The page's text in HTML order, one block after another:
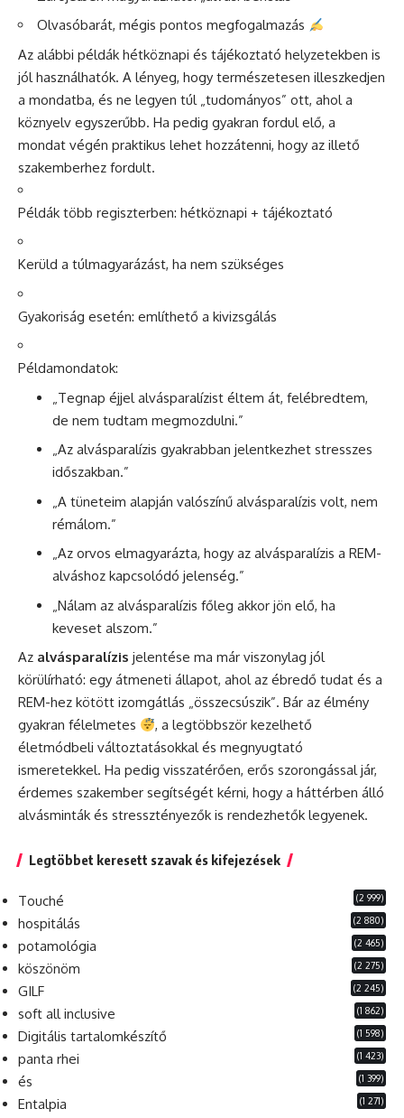
Olvasóbarát, mégis pontos megfogalmazás
Az alábbi példák hétköznapi és tájékoztató helyzetekben is
jól használhatók. A lényeg, hogy természetesen illeszkedjen
a mondatba, és ne legyen túl „tudományos” ott, ahol a
köznyelv egyszerűbb. Ha pedig gyakran fordul elő, a
mondat végén praktikus lehet hozzátenni, hogy az illető
szakemberhez fordult.
Példák több regiszterben: hétköznapi + tájékoztató
Kerüld a túlmagyarázást, ha nem szükséges
Gyakoriság esetén: említhető a kivizsgálás
Példamondatok:
„Tegnap éjjel alvásparalízist éltem át, felébredtem,
de nem tudtam megmozdulni.”
„Az alvásparalízis gyakrabban jelentkezhet stresszes
időszakban.”
„A tüneteim alapján valószínű alvásparalízis volt, nem
rémálom.”
„Az orvos elmagyarázta, hogy az alvásparalízis a REM-
alváshoz kapcsolódó jelenség.”
„Nálam az alvásparalízis főleg akkor jön elő, ha
keveset alszom.”
Az alvásparalízis jelentése ma már viszonylag jól
körülírható: egy átmeneti állapot, ahol az ébredő tudat és a
REM-hez kötött izomgátlás „összecsúszik”. Bár az élmény
gyakran félelmetes
, a legtöbbször kezelhető
életmódbeli változtatásokkal és megnyugtató
ismeretekkel. Ha pedig visszatérően, erős szorongással jár,
érdemes szakember segítségét kérni, hogy a háttérben álló
alvásminták és stressztényezők is rendezhetők legyenek.
Legtöbbet keresett szavak és kifejezések
Touché (2 999)
hospitálás (2 880)
potamológia (2 465)
köszönöm (2 275)
GILF (2 245)
soft all inclusive (1 862)
Digitális tartalomkészítő (1 598)
panta rhei (1 423)
és (1 399)
Entalpia (1 271)